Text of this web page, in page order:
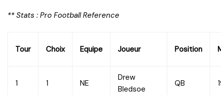
** Stats : Pro Football Reference
Tour Choix Equipe Joueur Position
1 1 NE
Drew
Bledsoe
QB